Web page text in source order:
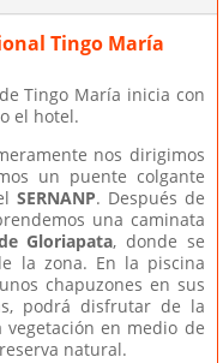
Tingo María
Tingo María inicia con
el hotel.
nos dirigimos
un puente colgante
SERNANP. Después de
una caminata
Gloriapata, donde se
la zona. En la piscina
chapuzones en sus
podrá disfrutar de la
en medio de
natural.